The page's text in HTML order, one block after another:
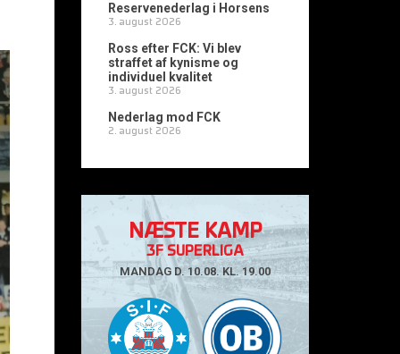
Reservenederlag i Horsens
3. august 2026
Ross efter FCK: Vi blev
straffet af kynisme og
individuel kvalitet
3. august 2026
Nederlag mod FCK
2. august 2026
NÆSTE KAMP
3F SUPERLIGA
MANDAG D. 10.08. KL. 19.00